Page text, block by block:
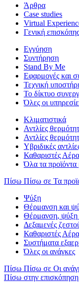
Άρθρα
Case studies
Virtual
Γενική
Εγγύηση
Συντήρηση
Stand By Me
Εφαρμογές και
Τεχνική
Το δίκτυο
Όλες οι
Κλιματιστικά
Αντλίες
Αντλίες
Υβριδικές
Καθαριστές Αέρα
Όλα τα προϊόντα
Πίσω Πίσω σε Τα
Ψύξη
Θέρμανση και
Θέρμανση, ψύξη
Δεξαμενές
Καθαριστές Αέρα
Συστήματα
Όλες οι ανάγκες
Πίσω Πίσω σε Οι
Πίσω στην επισκόπηση